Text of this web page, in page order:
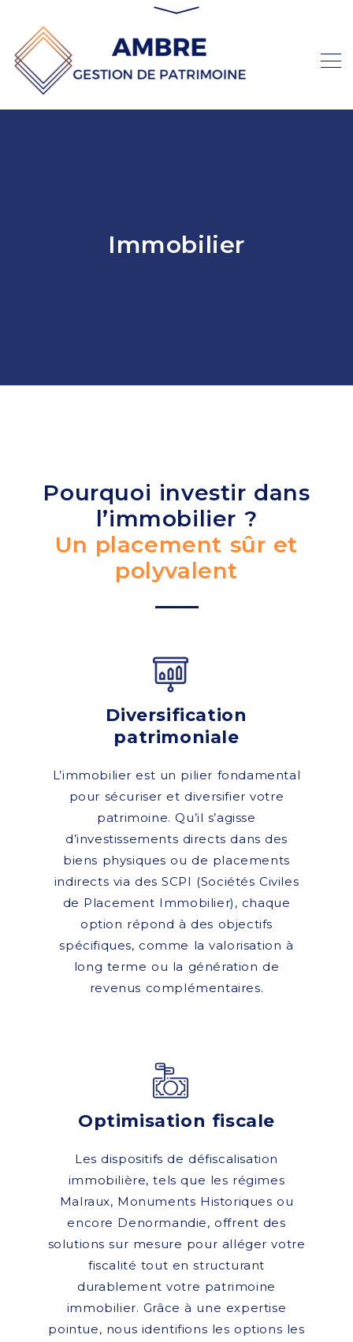
Immobilier
Pourquoi investir dans
l’immobilier ?
Un placement sûr et
polyvalent
Diversification
patrimoniale
L’immobilier est un pilier fondamental
pour sécuriser et diversifier votre
patrimoine. Qu’il s’agisse
d’investissements directs dans des
biens physiques ou de placements
indirects via des SCPI (Sociétés Civiles
de Placement Immobilier), chaque
option répond à des objectifs
spécifiques, comme la valorisation à
long terme ou la génération de
revenus complémentaires.
Optimisation fiscale
Les dispositifs de défiscalisation
immobilière, tels que les régimes
Malraux, Monuments Historiques ou
encore Denormandie, offrent des
solutions sur mesure pour alléger votre
fiscalité tout en structurant
durablement votre patrimoine
immobilier. Grâce à une expertise
pointue, nous identifions les options les